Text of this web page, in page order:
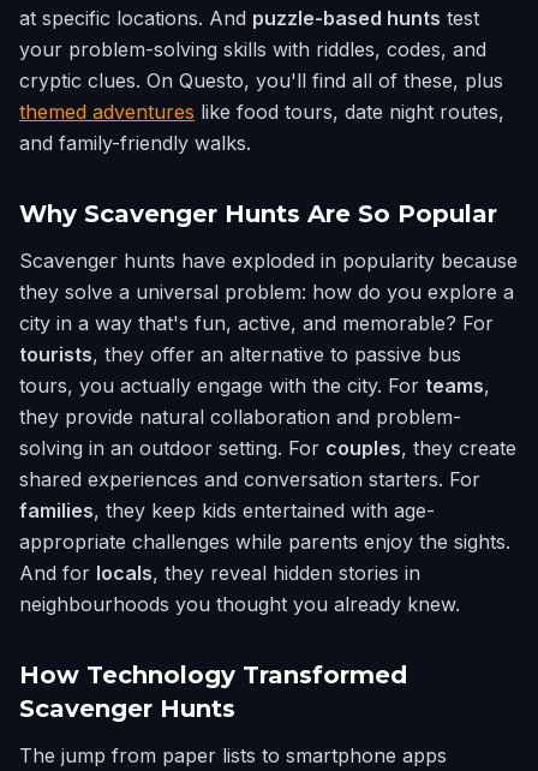
at specific locations. And puzzle-based hunts test
your problem-solving skills with riddles, codes, and
cryptic clues. On Questo, you'll find all of these, plus
themed adventures like food tours, date night routes,
and family-friendly walks.
Why Scavenger Hunts Are So Popular
Scavenger hunts have exploded in popularity because
they solve a universal problem: how do you explore a
city in a way that's fun, active, and memorable? For
tourists, they offer an alternative to passive bus
tours, you actually engage with the city. For teams,
they provide natural collaboration and problem-
solving in an outdoor setting. For couples, they create
shared experiences and conversation starters. For
families, they keep kids entertained with age-
appropriate challenges while parents enjoy the sights.
And for locals, they reveal hidden stories in
neighbourhoods you thought you already knew.
How Technology Transformed
Scavenger Hunts
The jump from paper lists to smartphone apps